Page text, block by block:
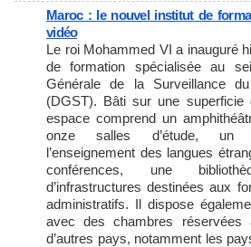
Maroc : le nouvel institut de
vidéo
Le roi Mohammed VI a inauguré
de formation spécialisée au
Générale de la Surveillance
(DGST). Bâti sur une superficie
espace comprend un
onze salles d’étude, un
l’enseignement des langues
conférences, une
d’infrastructures destinées aux
administratifs. Il dispose
avec des chambres réservées
d’autres pays, notamment les